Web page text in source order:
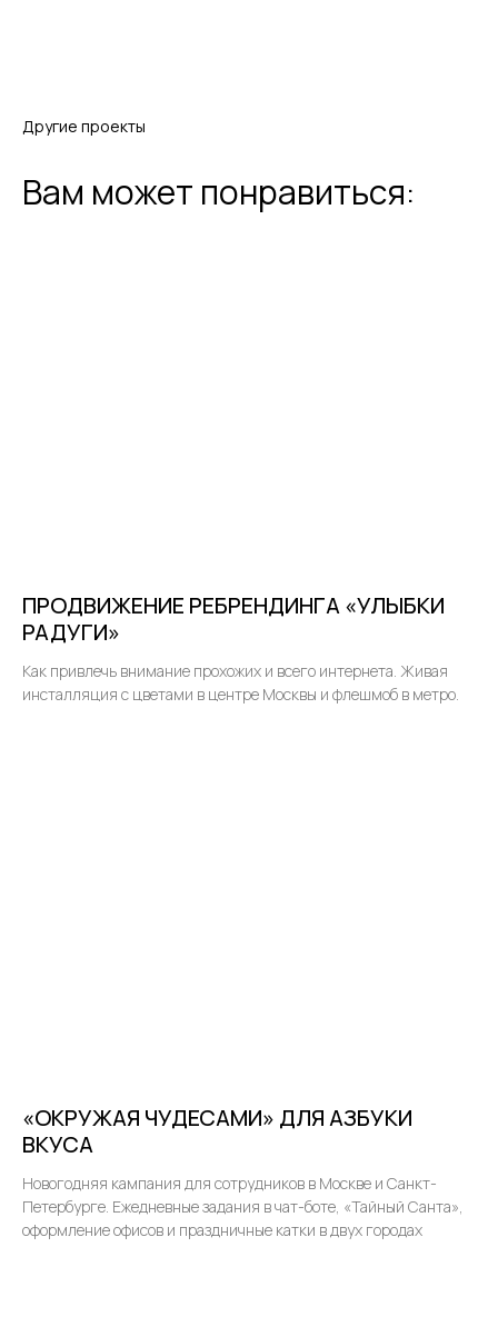
Другие проекты
Вам может понравиться:
ПРОДВИЖЕНИЕ РЕБРЕНДИНГА «УЛЫБКИ
РАДУГИ»
Как привлечь внимание прохожих и всего интернета. Живая
инсталляция с цветами в центре Москвы и флешмоб в метро.
«ОКРУЖАЯ ЧУДЕСАМИ» ДЛЯ АЗБУКИ
ВКУСА
Новогодняя кампания для сотрудников в Москве и Санкт-
Петербурге. Ежедневные задания в чат-боте, «Тайный Санта»,
оформление офисов и праздничные катки в двух городах